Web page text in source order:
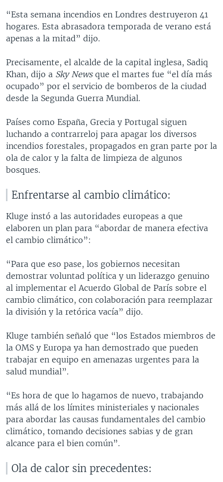
s
l
i
e
e
“Esta semana incendios en Londres destruyeron 41
hogares. Esta abrasadora temporada de verano está
apenas a la mitad” dijo.
Precisamente, el alcalde de la capital inglesa, Sadiq
Khan, dijo a Sky Newsque el martes fue “el día más
ocupado” por el servicio de bomberos de la ciudad
desde la Segunda Guerra Mundial.
Países como España, Grecia y Portugal siguen
luchando a contrarreloj para apagar los diversos
incendios forestales, propagados en gran parte por la
ola de calor y la falta de limpieza de algunos
bosques.
Enfrentarse al cambio climático:
Kluge instó a las autoridades europeas a que
elaboren un plan para “abordar de manera efectiva
el cambio climático”:
“Para que eso pase, los gobiernos necesitan
demostrar voluntad política y un liderazgo genuino
al implementar el Acuerdo Global de París sobre el
cambio climático, con colaboración para reemplazar
la división y la retórica vacía” dijo.
Kluge también señaló que “los Estados miembros de
la OMS y Europa ya han demostrado que pueden
trabajar en equipo en amenazas urgentes para la
salud mundial”.
“Es hora de que lo hagamos de nuevo, trabajando
más allá de los límites ministeriales y nacionales
para abordar las causas fundamentales del cambio
climático, tomando decisiones sabias y de gran
alcance para el bien común”.
Ola de calor sin precedentes: